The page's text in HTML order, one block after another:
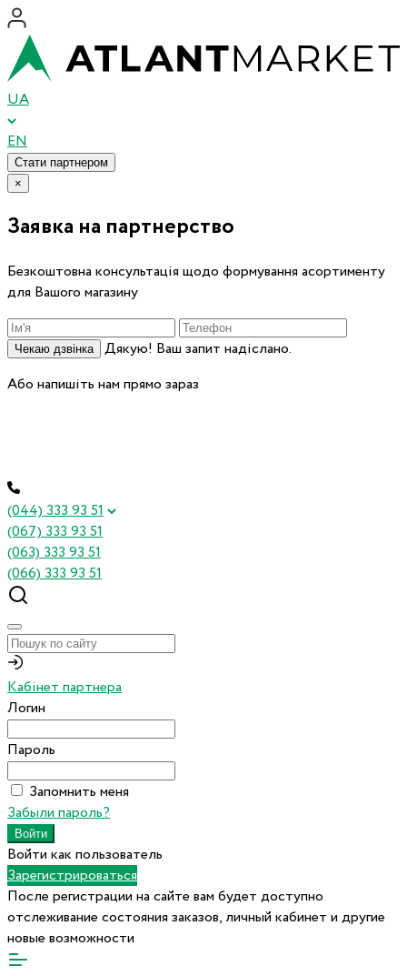
UA
EN
Стати партнером
×
Заявка на партнерство
Безкоштовна консультація щодо формування асортименту
для Вашого магазину
Чекаю дзвінка
Дякую! Ваш запит надіслано.
Або напишіть нам прямо зараз
(044) 333 93 51
(067) 333 93 51
(063) 333 93 51
(066) 333 93 51
Кабінет партнера
Логин
Пароль
Запомнить меня
Забыли пароль?
Войти как пользователь
Зарегистрироваться
После регистрации на сайте вам будет доступно
отслеживание состояния заказов, личный кабинет и другие
новые возможности